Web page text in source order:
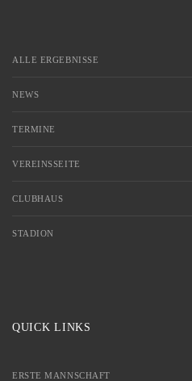
ALLE ERGEBNISSE
NEWS
TERMINE
VEREINSSEITE
CLUBHAUS
STADION
QUICK LINKS
ERSTE MANNSCHAFT